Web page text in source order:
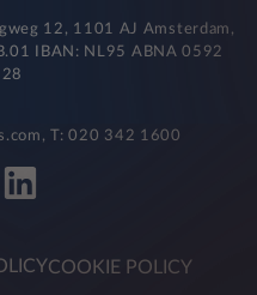
12, 1101 AJ Amsterdam,
IBAN: NL95 ABNA 0592
T: 020 342 1600
COOKIE POLICY